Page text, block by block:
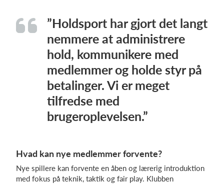
”Holdsport har gjort det langt
nemmere at administrere
hold, kommunikere med
medlemmer og holde styr på
betalinger. Vi er meget
tilfredse med
brugeroplevelsen.”
Hvad kan nye medlemmer forvente?
Nye spillere kan forvente en åben og lærerig introduktion
med fokus på teknik, taktik og fair play. Klubben